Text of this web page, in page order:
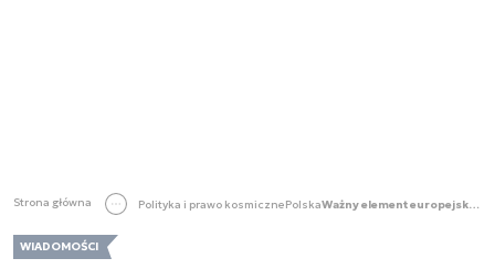
Strona główna Polityka i prawo kosmicznePolska Ważny element europejskiego programu SSA powstanie w Polsce
WIADOMOŚCI